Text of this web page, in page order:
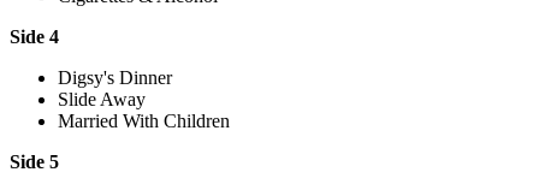
Side 4
Digsy's Dinner
Slide Away
Married With Children
Side 5